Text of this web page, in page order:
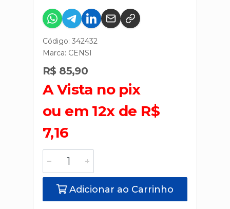
Código: 342432
Marca: CENSI
R$ 85,90
A Vista no pix
ou em 12x de R$
7,16
Adicionar ao Carrinho